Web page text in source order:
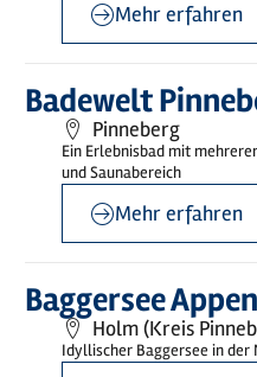
Mehr erfahren
Badewelt
Pinneberg
Ein Erlebnisbad mit
und Saunabereich
Mehr
erfahren
Mehr erfahren
Baggersee
Holm (Kreis
Idyllischer Baggersee in der
Mehr
erfahren